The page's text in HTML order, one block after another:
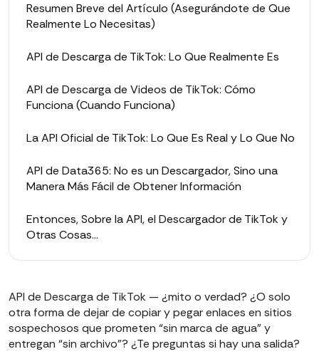
Resumen Breve del Artículo (Asegurándote de Que
Realmente Lo Necesitas)
API de Descarga de TikTok: Lo Que Realmente Es
API de Descarga de Videos de TikTok: Cómo
Funciona (Cuando Funciona)
La API Oficial de TikTok: Lo Que Es Real y Lo Que No
API de Data365: No es un Descargador, Sino una
Manera Más Fácil de Obtener Información
Entonces, Sobre la API, el Descargador de TikTok y
Otras Cosas…
API de Descarga de TikTok — ¿mito o verdad? ¿O solo
otra forma de dejar de copiar y pegar enlaces en sitios
sospechosos que prometen “sin marca de agua” y
entregan “sin archivo”? ¿Te preguntas si hay una salida?